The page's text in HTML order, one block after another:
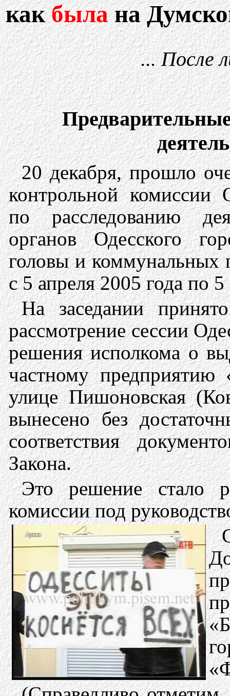
какбылана
... После
20 декабря, прошло
контрольной комиссии
по расследованию
органов Одесского
головы и коммунальных
с 5 апреля 2005 года по
На заседании
рассмотрение сессии
решения исполкома о
частному предприятию
улице Пишоновская
вынесено без
соответствия
Закона.
Это решение стало
комиссии под